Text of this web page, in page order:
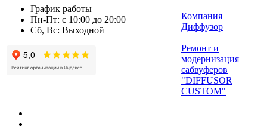
График работы
Пн-Пт: с 10:00 до 20:00
Сб, Вс: Выходной
Компания
Диффузор
Ремонт и
модернизация
сабвуферов
"DIFFUSOR
CUSTOM"